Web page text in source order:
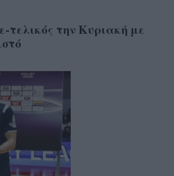
την Κυριακή με